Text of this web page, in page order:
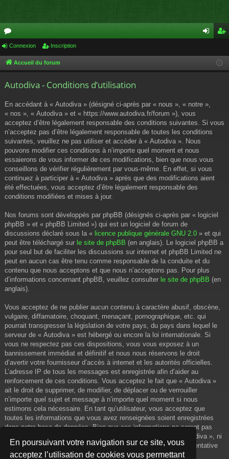
En poursuivant votre navigation sur ce site, vous
acceptez l’utilisation de cookies vous permettant
or
u cri
Connexion Inscription
Accueil du forum
Autodiva - Conditions d’utilisation
En accédant à « Autodiva » (désigné ci-après par « nous », « notre »,
« nos », « Autodiva » et « https://www.autodiva.fr/forum »), vous
acceptez d’être légalement responsable des conditions suivantes. Si vous
n’acceptez pas d’être légalement responsable de toutes les conditions
suivantes, veuillez ne pas utiliser et accéder à « Autodiva ». Nous
pouvons modifier ces conditions à n’importe quel moment et nous
essaierons de vous informer de ces modifications, bien que nous vous
conseillons de vérifier régulièrement par vous-même. En effet, si vous
continuez à participer à « Autodiva » après que des modifications aient
été effectuées, vous acceptez d’être légalement responsable des
conditions modifiées et mises à jour.
Nos forums sont développés par phpBB (désignés ci-après par « logiciel
phpBB » et « phpBB Limited ») qui est un logiciel de forum de
discussions déclaré sous la « licence publique générale GNU 2.0 » et qui
peut être téléchargé sur le site de phpBB (en anglais). Le logiciel phpBB a
pour seul but de faciliter les discussions sur internet et phpBB Limited ne
peut en aucun cas être tenu comme responsable de la conduite et du
contenu que nous acceptons et que nous n’acceptons pas. Pour plus
d’informations concernant phpBB, veuillez consulter le site de phpBB (en
anglais).
Vous acceptez de ne publier aucun contenu à caractère abusif, obscène,
vulgaire, diffamatoire, choquant, menaçant, pornographique, etc. qui
pourrait transgresser la législation de votre pays, du pays dans lequel le
serveur de « Autodiva » est hébergé ou encore la loi internationale. Si
vous ne respectez pas ces dispositions, vous vous exposez à un
bannissement immédiat et définitif et nous nous réservons le droit
d’avertir votre fournisseur d’accès à internet et les autorités officielles.
L’adresse IP de tous les messages est enregistrée afin d’aider au
renforcement de ces conditions. Vous acceptez le fait que « Autodiva »
ait le droit de supprimer, de modifier, de déplacer ou de verrouiller
n’importe quel sujet et message à n’importe quel moment si nous
estimons cela nécessaire. En tant qu’utilisateur, vous acceptez que
toutes les informations que vous avez renseignées soient enregistrées
dans notre base de données. Bien que ces informations ne seront pas
diffusées à une tierce partie sans votre consentement, ni « Autodiva », ni
phpBB, ne pourront être tenus comme responsables en cas de tentative
de piratage informatique visant à compromettre vos données.